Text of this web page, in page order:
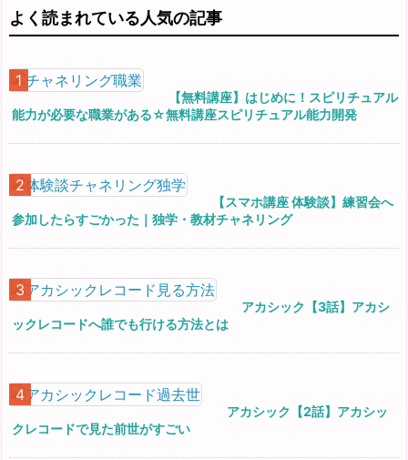
よく読まれている人気の記事
【無料講座】はじめに！スピリチュアル
能力が必要な職業がある☆無料講座スピリチュアル能力開発
【スマホ講座 体験談】練習会へ
参加したらすごかった｜独学・教材チャネリング
アカシック【3話】アカシ
ックレコードへ誰でも行ける方法とは
アカシック【2話】アカシッ
クレコードで見た前世がすごい